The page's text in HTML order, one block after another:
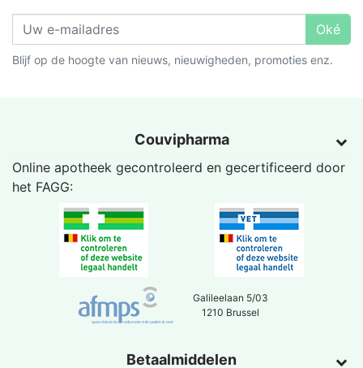
Oké
Blijf op de hoogte van nieuws, nieuwigheden, promoties enz.
Couvipharma
Online apotheek gecontroleerd en gecertificeerd door
het FAGG:
Galileelaan 5/03
1210 Brussel
Betaalmiddelen